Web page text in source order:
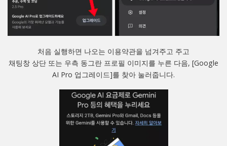
처음 실행하면 나오는 이용약관을 넘겨주고 주고
채팅창 상단 또는 우측 동그란 프로필 이미지를 누른 다음, [Google
AI Pro 업그레이드]를 찾아 눌러줍니다.